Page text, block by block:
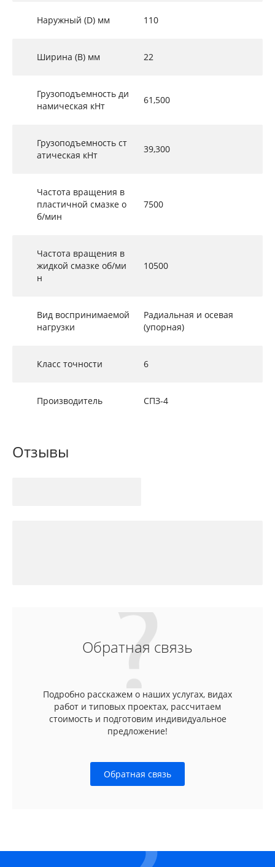
Наружный (D) мм 110
Ширина (B) мм 22
Грузоподъемность ди
намическая кНт
61,500
Грузоподъемность ст
атическая кНт
39,300
Частота вращения в
пластичной смазке о
б/мин
7500
Частота вращения в
жидкой смазке об/ми
н
10500
Вид воспринимаемой
нагрузки
Радиальная и осевая
(упорная)
Класс точности 6
Производитель СПЗ-4
Отзывы
Обратная связь
Подробно расскажем о наших услугах, видах
работ и типовых проектах, рассчитаем
стоимость и подготовим индивидуальное
предложение!
Обратная связь